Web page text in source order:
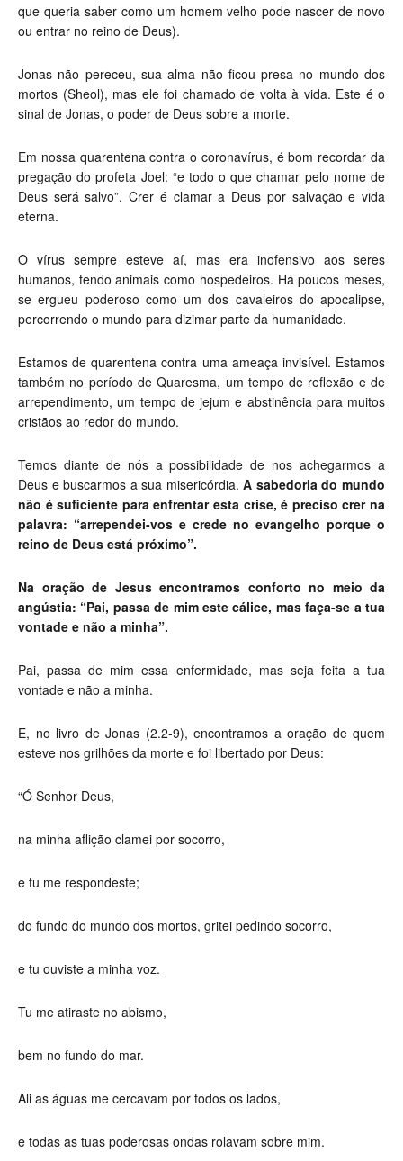
que queria saber como um homem velho pode nascer de novo
ou entrar no reino de Deus).
Jonas não pereceu, sua alma não ficou presa no mundo dos
mortos (Sheol), mas ele foi chamado de volta à vida. Este é o
sinal de Jonas, o poder de Deus sobre a morte.
Em nossa quarentena contra o coronavírus, é bom recordar da
pregação do profeta Joel: “e todo o que chamar pelo nome de
Deus será salvo”. Crer é clamar a Deus por salvação e vida
eterna.
O vírus sempre esteve aí, mas era inofensivo aos seres
humanos, tendo animais como hospedeiros. Há poucos meses,
se ergueu poderoso como um dos cavaleiros do apocalipse,
percorrendo o mundo para dizimar parte da humanidade.
Estamos de quarentena contra uma ameaça invisível. Estamos
também no período de Quaresma, um tempo de reflexão e de
arrependimento, um tempo de jejum e abstinência para muitos
cristãos ao redor do mundo.
Temos diante de nós a possibilidade de nos achegarmos a
Deus e buscarmos a sua misericórdia.A sabedoria do mundo
não é suficiente para enfrentar esta crise, é preciso crer na
palavra: “arrependei-vos e crede no evangelho porque o
reino de Deus está próximo”.
Na oração de Jesus encontramos conforto no meio da
angústia: “Pai, passa de mim este cálice, mas faça-se a tua
vontade e não a minha”.
Pai, passa de mim essa enfermidade, mas seja feita a tua
vontade e não a minha.
E, no livro de Jonas (2.2-9), encontramos a oração de quem
esteve nos grilhões da morte e foi libertado por Deus:
“Ó Senhor Deus,
na minha aflição clamei por socorro,
e tu me respondeste;
do fundo do mundo dos mortos, gritei pedindo socorro,
e tu ouviste a minha voz.
Tu me atiraste no abismo,
bem no fundo do mar.
Ali as águas me cercavam por todos os lados,
e todas as tuas poderosas ondas rolavam sobre mim.